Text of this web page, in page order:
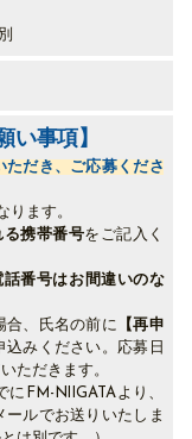
い事項】
ただき、ご応募くださ
ります。
る携帯番号をご記入く
番号はお間違いのな
合、氏名の前に 【再申
込みください。応募日
ただきます。
にFM-NIIGATAより、
ルでお送りいたしま